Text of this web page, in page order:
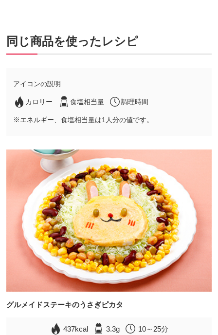
同じ商品を使ったレシピ
アイコンの説明
カロリー 食塩相当量 調理時間
※エネルギー、食塩相当量は1人分の値です。
グルメイドステーキのうさぎピカタ
437kcal 3.3g 10～25分